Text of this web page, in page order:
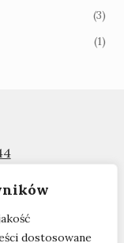
dostosowane
(3)
(1)